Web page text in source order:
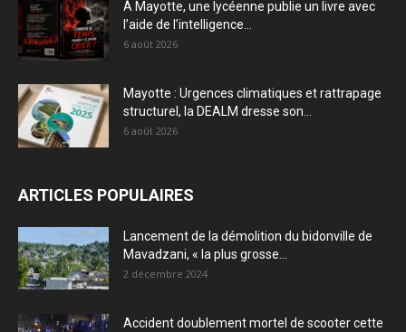
À Mayotte, une lycéenne publie un livre avec
l’aide de l’intelligence...
6 août 2026
Mayotte : Urgences climatiques et rattrapage
structurel, la DEALM dresse son...
6 août 2026
ARTICLES POPULAIRES
Lancement de la démolition du bidonville de
Mavadzani, « la plus grosse...
2 décembre 2024
Accident doublement mortel de scooter cette